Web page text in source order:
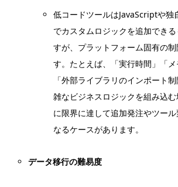
低コードツールはJavaScriptや独
でカスタムロジックを追加でき
すが、プラットフォーム固有の制
す。たとえば、「実行時間」「メ
「外部ライブラリのインポート
雑なビジネスロジックを組み込
に限界に達して追加発注やツー
なるケースがあります。
データ移行の難易度